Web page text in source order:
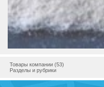
Страна
Регион
Город
Адрес
Телефон
Товары компании (53)
Разделы и рубрики